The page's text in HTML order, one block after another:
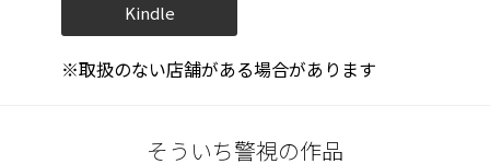
Kindle
※取扱のない店舗がある場合があります
そういち警視の作品